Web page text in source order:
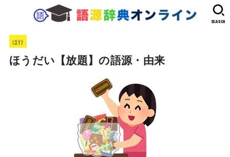
SEARCH
ほ行
ほうだい【放題】の語源・由来